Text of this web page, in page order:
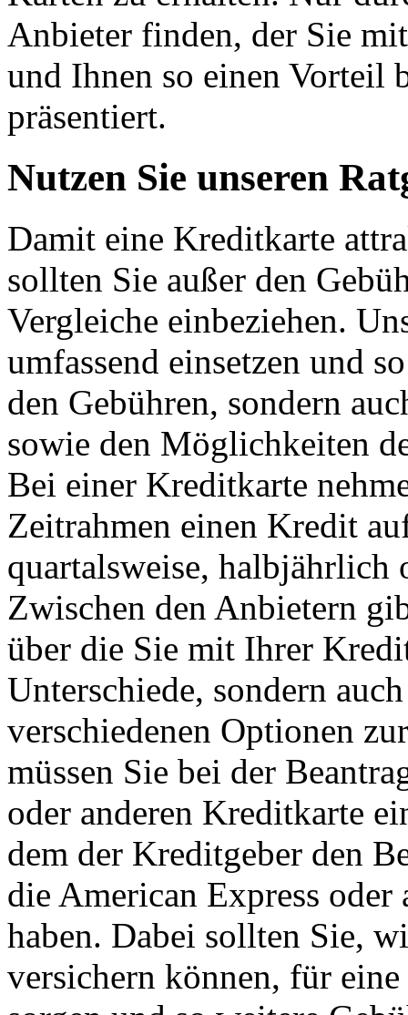
Anbieter finden, der Sie
und Ihnen so einen Vorteil
präsentiert.
Nutzen Sie unseren
Damit eine Kreditkarte
sollten Sie außer den
Vergleiche einbeziehen.
umfassend einsetzen und
den Gebühren, sondern
sowie den Möglichkeiten
Bei einer Kreditkarte
Zeitrahmen einen Kredit
quartalsweise,
Zwischen den Anbietern
über die Sie mit Ihrer
Unterschiede, sondern
verschiedenen Optionen
müssen Sie bei der
oder anderen Kreditkarte
dem der Kreditgeber den
die American Express
haben. Dabei sollten Sie,
versichern können, für